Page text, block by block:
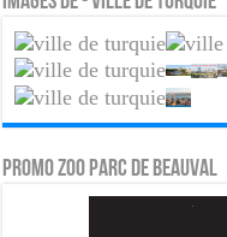
PROMO ZOO PARC DE BEAUVAL